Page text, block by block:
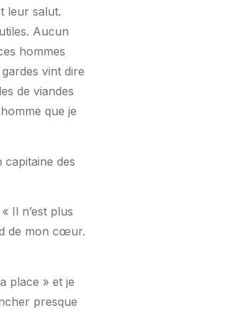
leur salut.
Aucun
hommes
vint dire
de viandes
que je
des
Il n’est plus
de mon cœur.
place » et je
presque